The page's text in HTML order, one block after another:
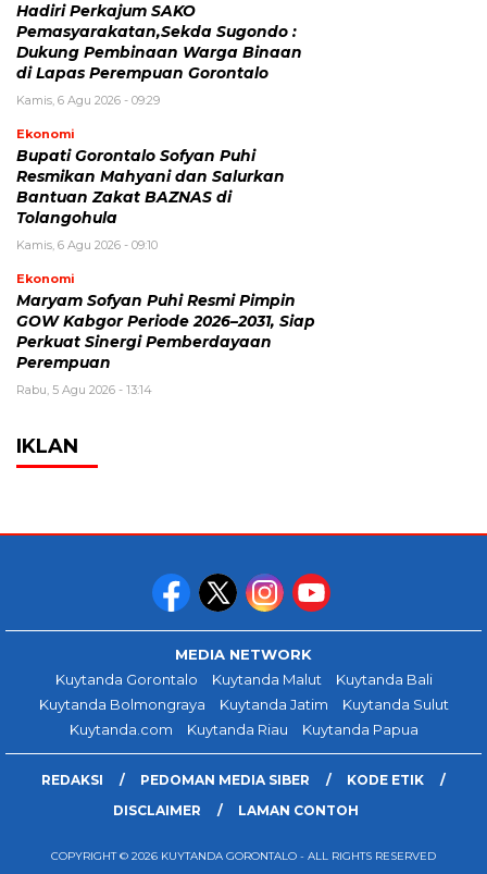
Hadiri Perkajum SAKO
Pemasyarakatan,Sekda Sugondo :
Dukung Pembinaan Warga Binaan
di Lapas Perempuan Gorontalo
Kamis, 6 Agu 2026 - 09:29
Ekonomi
Bupati Gorontalo Sofyan Puhi
Resmikan Mahyani dan Salurkan
Bantuan Zakat BAZNAS di
Tolangohula
Kamis, 6 Agu 2026 - 09:10
Ekonomi
Maryam Sofyan Puhi Resmi Pimpin
GOW Kabgor Periode 2026–2031, Siap
Perkuat Sinergi Pemberdayaan
Perempuan
Rabu, 5 Agu 2026 - 13:14
IKLAN
MEDIA NETWORK
Kuytanda Gorontalo
Kuytanda Malut
Kuytanda Bali
Kuytanda Bolmongraya
Kuytanda Jatim
Kuytanda Sulut
Kuytanda.com
Kuytanda Riau Kuytanda Papua
REDAKSI PEDOMAN MEDIA SIBER
KODE ETIK
DISCLAIMER
LAMAN CONTOH
COPYRIGHT © 2026 KUYTANDA GORONTALO - ALL RIGHTS RESERVED